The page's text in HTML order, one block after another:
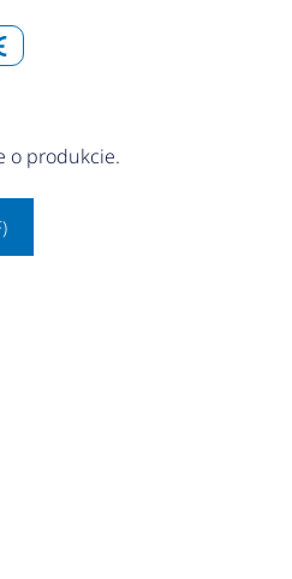
o produkcie.